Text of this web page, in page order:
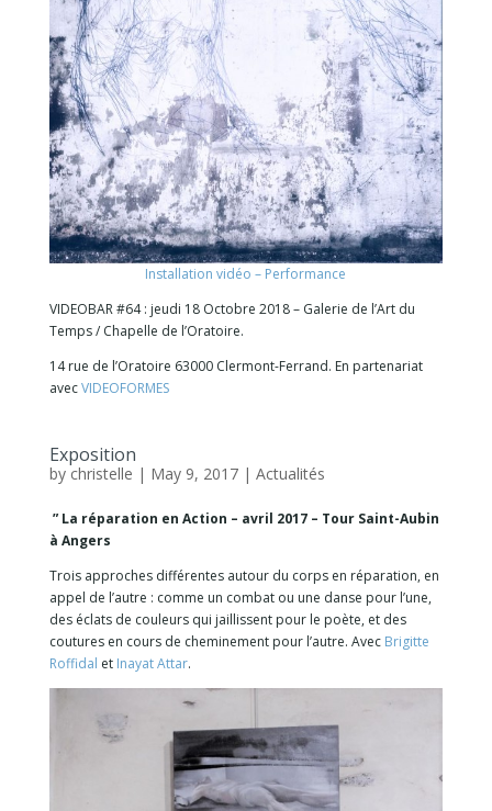
Installation vidéo – Performance
VIDEOBAR #64 : jeudi 18 Octobre 2018 – Galerie de l’Art du
Temps / Chapelle de l’Oratoire.
14 rue de l’Oratoire 63000 Clermont-Ferrand. En partenariat
avecVIDEOFORMES
Exposition
by christelle | May 9, 2017| Actualités
” La réparation en Action – avril 2017 – Tour Saint-Aubin
à Angers
Trois approches différentes autour du corps en réparation, en
appel de l’autre : comme un combat ou une danse pour l’une,
des éclats de couleurs qui jaillissent pour le poète, et des
coutures en cours de cheminement pour l’autre. Avec Brigitte
Roffidal etInayat Attar.